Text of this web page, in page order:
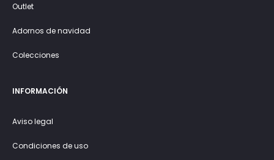
Outlet
Adornos de navidad
Colecciones
INFORMACIÓN
Aviso legal
Condiciones de uso